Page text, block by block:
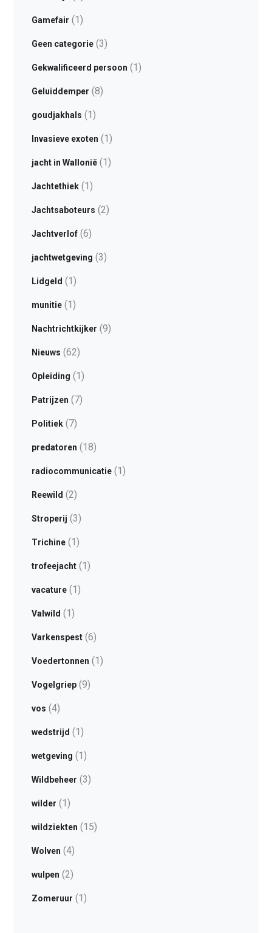
Gamefair (1)
Geen categorie(3)
Gekwalificeerd persoon (1)
Geluiddemper (8)
goudjakhals (1)
Invasieve exoten (1)
jacht in Wallonië(1)
Jachtethiek(1)
Jachtsaboteurs (2)
Jachtverlof(6)
jachtwetgeving (3)
Lidgeld (1)
munitie(1)
Nachtrichtkijker (9)
Nieuws (62)
Opleiding (1)
Patrijzen (7)
Politiek(7)
predatoren (18)
radiocommunicatie(1)
Reewild (2)
Stroperij (3)
Trichine(1)
trofeejacht(1)
vacature(1)
Valwild (1)
Varkenspest(6)
Voedertonnen (1)
Vogelgriep(9)
vos (4)
wedstrijd (1)
wetgeving (1)
Wildbeheer (3)
wilder (1)
wildziekten (15)
Wolven (4)
wulpen (2)
Zomeruur (1)